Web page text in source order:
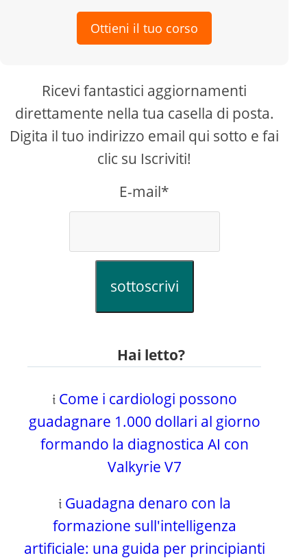
Ottieni il tuo corso
Ricevi fantastici aggiornamenti
direttamente nella tua casella di posta.
Digita il tuo indirizzo email qui sotto e fai
clic su Iscriviti!
E-mail*
sottoscrivi
Hai letto?
𝔦 Come i cardiologi possono
guadagnare 1.000 dollari al giorno
formando la diagnostica AI con
Valkyrie V7
𝔦 Guadagna denaro con la
formazione sull'intelligenza
artificiale: una guida per principianti